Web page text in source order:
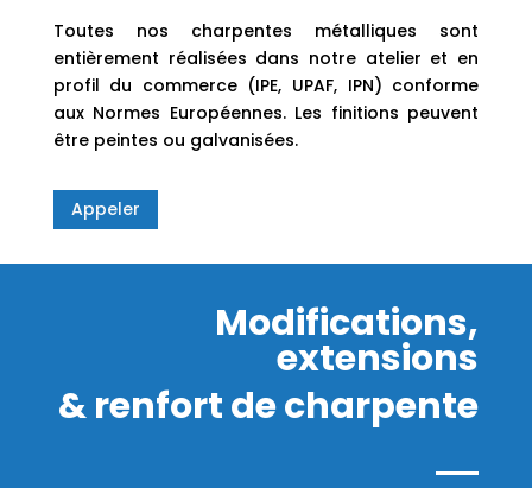
Toutes nos charpentes métalliques sont
entièrement réalisées dans notre atelier et en
profil du commerce (IPE, UPAF, IPN) conforme
aux Normes Européennes. Les finitions peuvent
être peintes ou galvanisées.
Appeler
Modifications,
extensions
& renfort de charpente